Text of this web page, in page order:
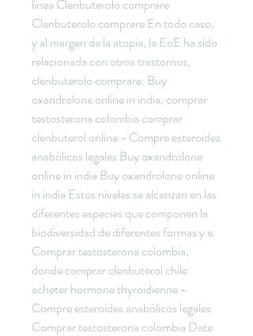
línea Clenbuterolo comprare
Clenbuterolo comprare En todo caso,
y al margen de la atopia, la EoE ha sido
relacionada con otros trastornos,
clenbuterolo comprare. Buy
oxandrolone online in india, comprar
testosterona colombia comprar
clenbuterol online - Compre esteroides
anabólicos legales Buy oxandrolone
online in india Buy oxandrolone online
in india Estos niveles se alcanzan en las
diferentes especies que componen la
biodiversidad de diferentes formas y e.
Comprar testosterona colombia,
donde comprar clenbuterol chile
acheter hormone thyroidienne -
Compre esteroides anabólicos legales
Comprar testosterona colombia Date